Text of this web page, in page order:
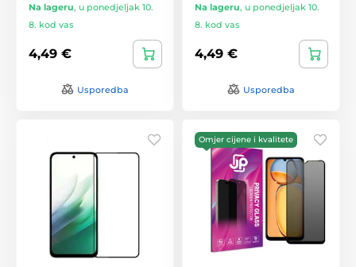
Na lageru, u ponedjeljak 10.
8. kod vas
4,49 €
Usporedba
Na lageru, u ponedjeljak 10.
8. kod vas
4,49 €
Usporedba
Omjer cijene i kvalitete